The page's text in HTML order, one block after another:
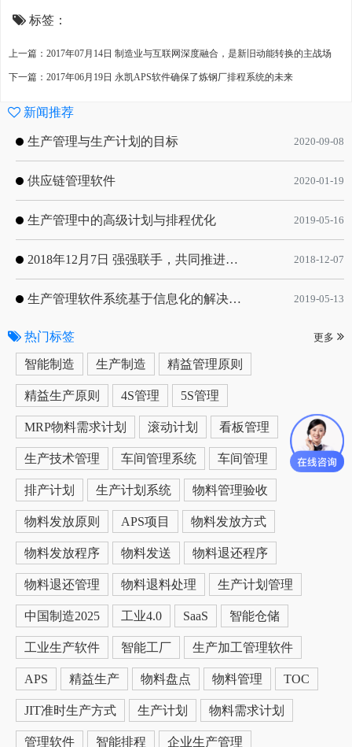
标签：
上一篇：2017年07月14日 制造业与互联网深度融合，是新旧动能转换的主战场
下一篇：2017年06月19日 永凯APS软件确保了炼钢厂排程系统的未来
新闻推荐
生产管理与生产计划的目标 2020-09-08
供应链管理软件 2020-01-19
生产管理中的高级计划与排程优化 2019-05-16
2018年12月7日 强强联手，共同推进电子器件领域APS应用典范 风华高科生产自动化工业互联网应用项目-APS项目启动会 2018-12-07
生产管理软件系统基于信息化的解决方案 2019-05-13
热门标签 更多
智能制造 生产制造 精益管理原则
精益生产原则 4S管理 5S管理
MRP物料需求计划 滚动计划 看板管理
生产技术管理 车间管理系统 车间管理
排产计划 生产计划系统 物料管理验收
物料发放原则 APS项目 物料发放方式
物料发放程序 物料发送 物料退还程序
物料退还管理 物料退料处理 生产计划管理
中国制造2025 工业4.0 SaaS 智能仓储
工业生产软件 智能工厂 生产加工管理软件
APS 精益生产 物料盘点 物料管理 TOC
JIT准时生产方式 生产计划 物料需求计划
管理软件 智能排程 企业生产管理